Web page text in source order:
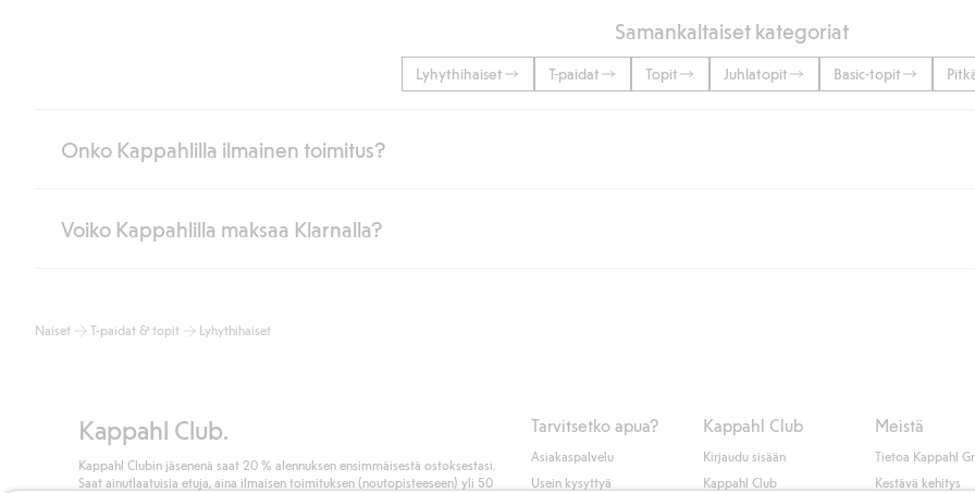
Samankaltaiset kategoriat
Lyhythihaiset T-paidat Topit Juhlatopit Basic-topit
Onko Kappahlilla ilmainen toimitus?
Jos olet Kappahl Clubin jäsen, saat aina ilmaisen toimituksen myymälään tai yli 50 euron ostoksiin, kun valitset toimituksen noutopisteeseen
Lue lisää
Voiko Kappahlilla maksaa Klarnalla?
Klikkaamalla “Maksa tilaus” hyväksyt Kappahlin yleiset ehdot.
Naiset T-paidat & topit Lyhythihaiset
Kappahl Club.
Kappahl Clubin jäsenenä saat 20 % alennuksen ensimmäisestä ostoksestasi.
Saat ainutlaatuisia etuja, aina ilmaisen toimituksen (noutopisteeseen) yli 50
Tarvitsetko apua?
Asiakaspalvelu
Usein kysyttyä
Kappahl Club
Kirjaudu sisään
Kappahl Club
Meistä
Tietoa Kappahl
Kestävä kehitys